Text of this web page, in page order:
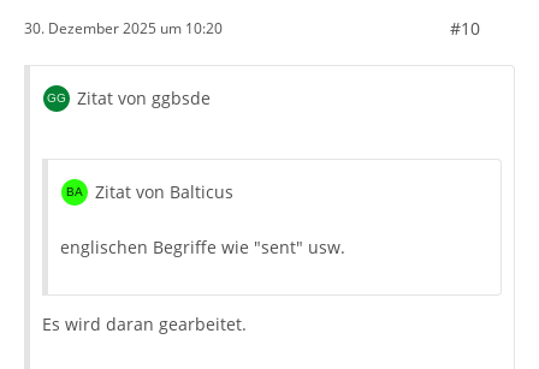
30. Dezember 2025 um 10:20 #10
Zitat von ggbsde
Zitat von Balticus
englischen Begriffe wie "sent" usw.
Es wird daran gearbeitet.